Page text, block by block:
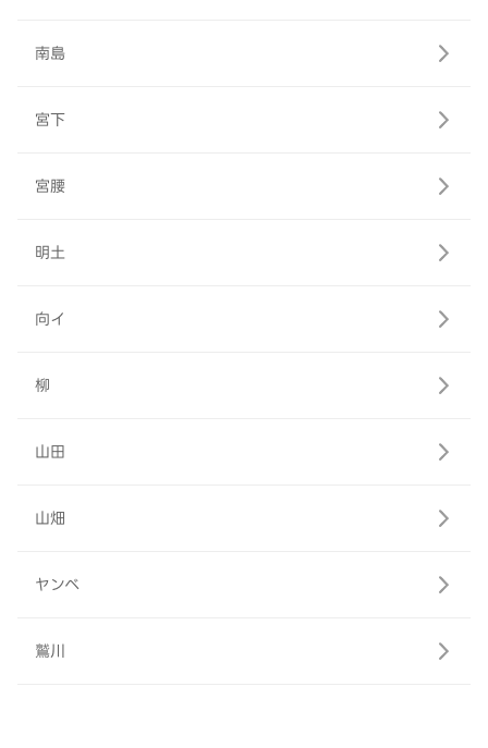
南島
宮下
宮腰
明土
向イ
柳
山田
山畑
ヤンベ
鷲川